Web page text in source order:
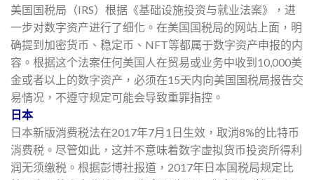
美国国税局（IRS）根据《基础设施投资与就业法案》，进
一步对数字资产进行了细化。在美国国税局的网站上面，明
确提到加密货币、稳定币、NFT等都属于数字资产申报的内
容。根据这个法案任何美国人在贸易或业务中收到10,000美
金或者以上的数字资产，必须在15天内向美国国税局报告交
易情况，不遵守规定可能会导致重罪指控。
日本
日本新版消费税法在2017年7月1日生效，取消8%的比特币
消费税。尽管如此，这并不意味着数字虚拟货币投资所得利
润无须缴税。根据彭博社报道，2017年日本国税局规定比